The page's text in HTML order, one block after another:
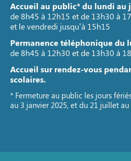
Accueil au public* du lundi au
de 8h45 à 12h15 et de 13h30 à
et le vendredi jusqu’à 15h15
Permanence téléphonique du
de 8h45 à 12h30 et de 13h30 à
Accueil sur rendez-vous
scolaires.
* Fermeture au public les jours
au 3 janvier 2025, et du 21 juillet